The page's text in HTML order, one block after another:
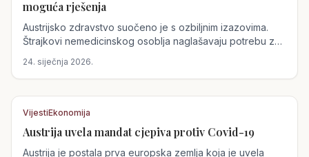
moguća rješenja
Austrijsko zdravstvo suočeno je s ozbiljnim izazovima.
Štrajkovi nemedicinskog osoblja naglašavaju potrebu za
koristi tjelesne aktivnosti, dodatno opterećujući
zdravstveni sustav.
24. siječnja 2026.
VijestiEkonomija
Austrija uvela mandat cjepiva protiv Covid-19
Austrija je postala prva europska zemlja koja je uvela